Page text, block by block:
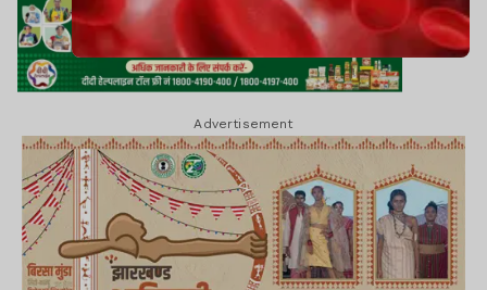
Advertisement